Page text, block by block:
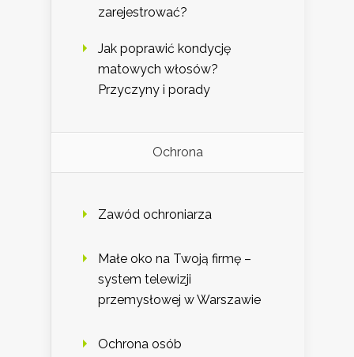
zarejestrować?
Jak poprawić kondycję
matowych włosów?
Przyczyny i porady
Ochrona
Zawód ochroniarza
Małe oko na Twoją firmę –
system telewizji
przemysłowej w Warszawie
Ochrona osób